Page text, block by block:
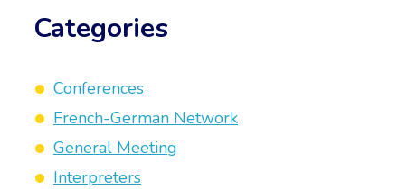
Categories
Conferences
French-German Network
General Meeting
Interpreters